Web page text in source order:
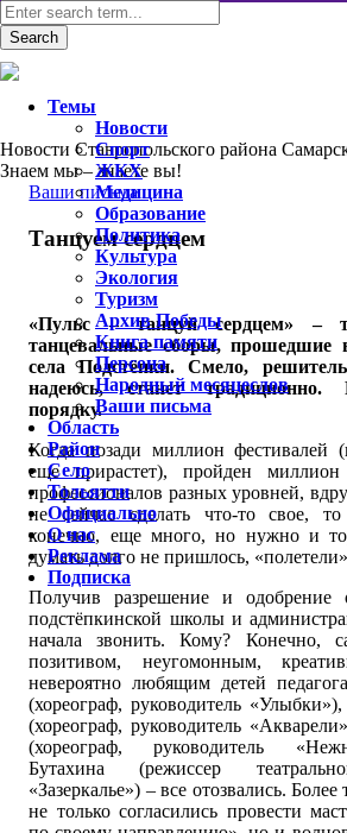
Новости Ставропольского района
Знаем мы – знаете вы!
Ваши письма
Танцуем сердцем
«Пульс – танцуй сердцем» –
танцевальные сборы, прошедшие
села Подстёпки. Смело,
надеюсь, станет традиционно.
порядку.
Когда позади миллион фестивалей
еще прирастет), пройден миллион
профессионалов разных уровней,
не сейчас сделать что-то свое,
конечно, еще много, но нужно и
думать долго не пришлось,
Получив разрешение и одобрение
подстёпкинской школы и
начала звонить. Кому? Конечно,
позитивом, неугомонным,
невероятно любящим детей
(хореограф, руководитель
(хореограф, руководитель
(хореограф, руководитель
Бутахина (режиссер
«Зазеркалье») – все отозвались. Более
не только согласились провести
Темы
Новости
Спорт
ЖКХ
Медицина
Образование
Политика
Культура
Экология
Туризм
Архив Победы
Книга памяти
Персона
Народный месяцеслов
Ваши письма
Область
Район
Село
Тольятти
Официально
О нас
Реклама
Подписка